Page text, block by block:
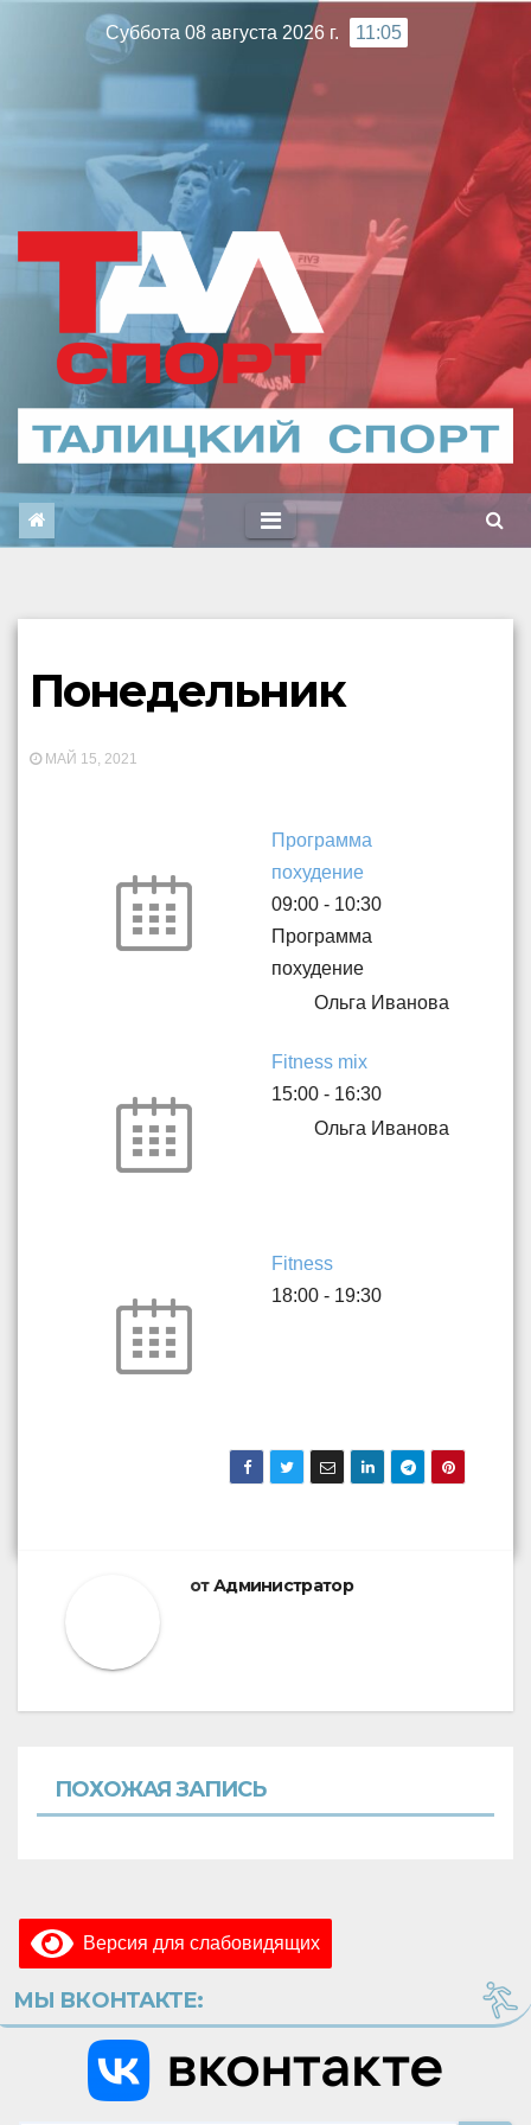
Суббота 08 августа 2026 г. 11:05
Понедельник
МАЙ 15, 2021
Программа
похудение
09:00 - 10:30
Программа
похудение
Ольга Иванова
Fitness mix
15:00 - 16:30
Ольга Иванова
Fitness
18:00 - 19:30
отАдминистратор
ПОХОЖАЯ ЗАПИСЬ
Версия для слабовидящих
МЫ ВКОНТАКТЕ: